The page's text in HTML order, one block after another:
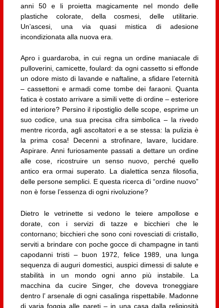
anni 50 e li proietta magicamente nel mondo delle
plastiche colorate, della cosmesi, delle utilitarie.
Un’ascesi, una via quasi mistica di adesione
incondizionata alla nuova era.
Apro i guardaroba, in cui regna un ordine maniacale di
pulloverini, camicette, foulard: da ogni cassetto si effonde
un odore misto di lavande e naftaline, a sfidare l’eternità
– cassettoni e armadi come tombe dei faraoni. Quanta
fatica è costato arrivare a simili vette di ordine – esteriore
ed interiore? Persino il ripostiglio delle scope, esprime un
suo codice, una sua precisa cifra simbolica – la rivedo
mentre ricorda, agli ascoltatori e a se stessa: la pulizia è
la prima cosa! Decenni a strofinare, lavare, lucidare.
Aspirare. Anni furiosamente passati a dettare un ordine
alle cose, ricostruire un senso nuovo, perché quello
antico era ormai superato. La dialettica senza filosofia,
delle persone semplici. E questa ricerca di “ordine nuovo”
non è forse l’essenza di ogni rivoluzione?
Dietro le vetrinette si vedono le teiere ampollose e
dorate, con i servizi di tazze e bicchieri che le
contornano; bicchieri che sono coni rovesciati di cristallo,
serviti a brindare con poche gocce di champagne in tanti
capodanni tristi – buon 1972, felice 1989, una lunga
sequenza di auguri domestici, auspici dimessi di salute e
stabilità in un mondo ogni anno più instabile. La
macchina da cucire Singer, che doveva troneggiare
dentro l’ arsenale di ogni casalinga rispettabile. Madonne
di varia foggia alle pareti – in una casa dalla religiosità